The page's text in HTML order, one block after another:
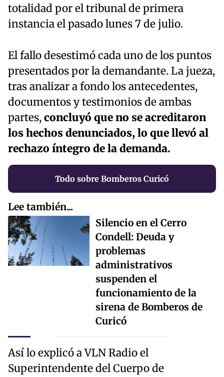
totalidad por el tribunal de primera
instancia el pasado lunes 7 de julio.
El fallo desestimó cada uno de los puntos
presentados por la demandante. La jueza,
tras analizar a fondo los antecedentes,
documentos y testimonios de ambas
partes,concluyó que no se acreditaron
los hechos denunciados, lo que llevó al
rechazo íntegro de la demanda.
Todo sobre Bomberos Curicó
Lee también...
Silencio en el Cerro
Condell: Deuda y
problemas
administrativos
suspenden el
funcionamiento de la
sirena de Bomberos de
Curicó
Así lo explicó a VLN Radio el
Superintendente del Cuerpo de